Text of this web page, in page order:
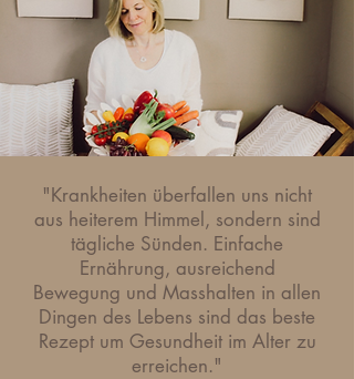
"Krankheiten überfallen uns nicht
aus heiterem Himmel, sondern sind
tägliche Sünden. Einfache
Ernährung, ausreichend
Bewegung und Masshalten in allen
Dingen des Lebens sind das beste
Rezept um Gesundheit im Alter zu
erreichen."